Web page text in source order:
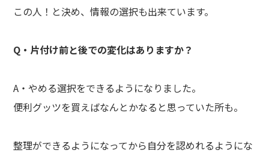
この人！と決め、情報の選択も出来ています。
Q・片付け前と後での変化はありますか？
A・やめる選択をできるようになりました。
便利グッツを買えばなんとかなると思っていた所も。
整理ができるようになってから自分を認めれるようにな